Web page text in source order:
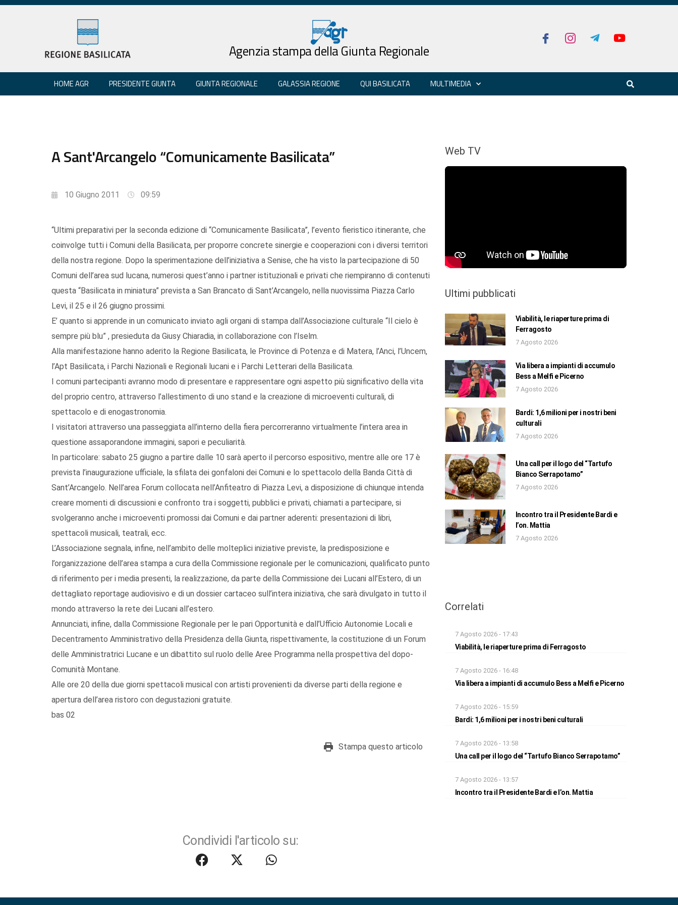
Agenzia stampa della Giunta Regionale
HOME AGR PRESIDENTE GIUNTA GIUNTA REGIONALE GALASSIA REGIONE QUI BASILICATA MULTIMEDIA
A Sant'Arcangelo “Comunicamente Basilicata”
10 Giugno 2011 09:59
“Ultimi preparativi per la seconda edizione di “Comunicamente Basilicata”, l’evento fieristico itinerante, che
coinvolge tutti i Comuni della Basilicata, per proporre concrete sinergie e cooperazioni con i diversi territori
della nostra regione. Dopo la sperimentazione dell’iniziativa a Senise, che ha visto la partecipazione di 50
Comuni dell’area sud lucana, numerosi quest’anno i partner istituzionali e privati che riempiranno di contenuti
questa “Basilicata in miniatura” prevista a San Brancato di Sant’Arcangelo, nella nuovissima Piazza Carlo
Levi, il 25 e il 26 giugno prossimi.
E’ quanto si apprende in un comunicato inviato agli organi di stampa dall’Associazione culturale “Il cielo è
sempre più blu” , presieduta da Giusy Chiaradia, in collaborazione con l’Iselm.
Alla manifestazione hanno aderito la Regione Basilicata, le Province di Potenza e di Matera, l’Anci, l’Uncem,
l’Apt Basilicata, i Parchi Nazionali e Regionali lucani e i Parchi Letterari della Basilicata.
I comuni partecipanti avranno modo di presentare e rappresentare ogni aspetto più significativo della vita
del proprio centro, attraverso l’allestimento di uno stand e la creazione di microeventi culturali, di
spettacolo e di enogastronomia.
I visitatori attraverso una passeggiata all’interno della fiera percorreranno virtualmente l’intera area in
questione assaporandone immagini, sapori e peculiarità.
In particolare: sabato 25 giugno a partire dalle 10 sarà aperto il percorso espositivo, mentre alle ore 17 è
prevista l’inaugurazione ufficiale, la sfilata dei gonfaloni dei Comuni e lo spettacolo della Banda Città di
Sant’Arcangelo. Nell’area Forum collocata nell’Anfiteatro di Piazza Levi, a disposizione di chiunque intenda
creare momenti di discussioni e confronto tra i soggetti, pubblici e privati, chiamati a partecipare, si
svolgeranno anche i microeventi promossi dai Comuni e dai partner aderenti: presentazioni di libri,
spettacoli musicali, teatrali, ecc.
L’Associazione segnala, infine, nell’ambito delle molteplici iniziative previste, la predisposizione e
l’organizzazione dell’area stampa a cura della Commissione regionale per le comunicazioni, qualificato punto
di riferimento per i media presenti, la realizzazione, da parte della Commissione dei Lucani all’Estero, di un
dettagliato reportage audiovisivo e di un dossier cartaceo sull’intera iniziativa, che sarà divulgato in tutto il
mondo attraverso la rete dei Lucani all’estero.
Annunciati, infine, dalla Commissione Regionale per le pari Opportunità e dall’Ufficio Autonomie Locali e
Decentramento Amministrativo della Presidenza della Giunta, rispettivamente, la costituzione di un Forum
delle Amministratrici Lucane e un dibattito sul ruolo delle Aree Programma nella prospettiva del dopo-
Comunità Montane.
Alle ore 20 della due giorni spettacoli musical con artisti provenienti da diverse parti della regione e
apertura dell’area ristoro con degustazioni gratuite.
bas 02
Stampa questo articolo
Condividi l'articolo su:
Web TV
Ultimi pubblicati
Viabilità, le riaperture prima di
Ferragosto
7 Agosto 2026
Via libera a impianti di accumulo
Bess a Melfi e Picerno
7 Agosto 2026
Bardi: 1,6 milioni per i nostri beni
culturali
7 Agosto 2026
Una call per il logo del “Tartufo
Bianco Serrapotamo”
7 Agosto 2026
Incontro tra il Presidente Bardi e
l’on. Mattia
7 Agosto 2026
Correlati
7 Agosto 2026 - 17:43
Viabilità, le riaperture prima di Ferragosto
7 Agosto 2026 - 16:48
Via libera a impianti di accumulo Bess a Melfi e Picerno
7 Agosto 2026 - 15:59
Bardi: 1,6 milioni per i nostri beni culturali
7 Agosto 2026 - 13:58
Una call per il logo del “Tartufo Bianco Serrapotamo”
7 Agosto 2026 - 13:57
Incontro tra il Presidente Bardi e l’on. Mattia